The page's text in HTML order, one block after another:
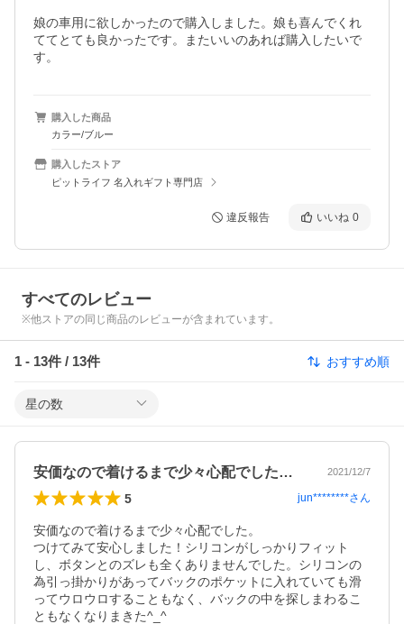
娘の車用に欲しかったので購入しました。娘も喜んでくれ
ててとても良かったです。またいいのあれば購入したいで
す。
購入した商品
カラー/ブルー
購入したストア
ピットライフ 名入れギフト専門店
違反報告 いいね 0
すべてのレビュー
※他ストアの同じ商品のレビューが含まれています。
1 - 13件 / 13件 おすすめ順
星の数
安価なので着けるまで少々心配でした。つ… 2021/12/7
5 jun********さん
安価なので着けるまで少々心配でした。
つけてみて安心しました！シリコンがしっかりフィット
し、ボタンとのズレも全くありませんでした。シリコンの
為引っ掛かりがあってバックのポケットに入れていても滑
ってウロウロすることもなく、バックの中を探しまわるこ
ともなくなりまきた^_^